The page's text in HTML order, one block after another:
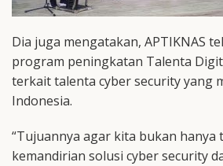
Dia juga mengatakan, APTIKNAS
program peningkatan Talenta
terkait talenta cyber security yang
Indonesia.
“Tujuannya agar kita bukan hanya
kemandirian solusi cyber security